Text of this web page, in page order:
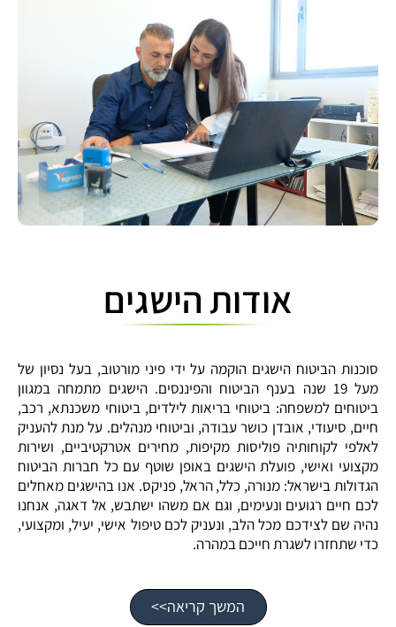
אודות הישגים
סוכנות הביטוח הישגים הוקמה על ידי פיני מורטוב, בעל נסיון של
מעל 19 שנה בענף הביטוח והפיננסים. הישגים מתמחה במגוון
ביטוחים למשפחה: ביטוחי בריאות לילדים, ביטוחי משכנתא, רכב,
חיים, סיעודי, אובדן כושר עבודה, וביטוחי מנהלים. על מנת להעניק
לאלפי לקוחותיה פוליסות מקיפות, מחירים אטרקטיביים, ושירות
מקצועי ואישי, פועלת הישגים באופן שוטף עם כל חברות הביטוח
הגדולות בישראל: מנורה, כלל, הראל, פניקס. אנו בהישגים מאחלים
לכם חיים רגועים ונעימים, וגם אם משהו ישתבש, אל דאגה, אנחנו
נהיה שם לצידכם מכל הלב, ונעניק לכם טיפול אישי, יעיל, ומקצועי,
כדי שתחזרו לשגרת חייכם במהרה.
המשך קריאה>>